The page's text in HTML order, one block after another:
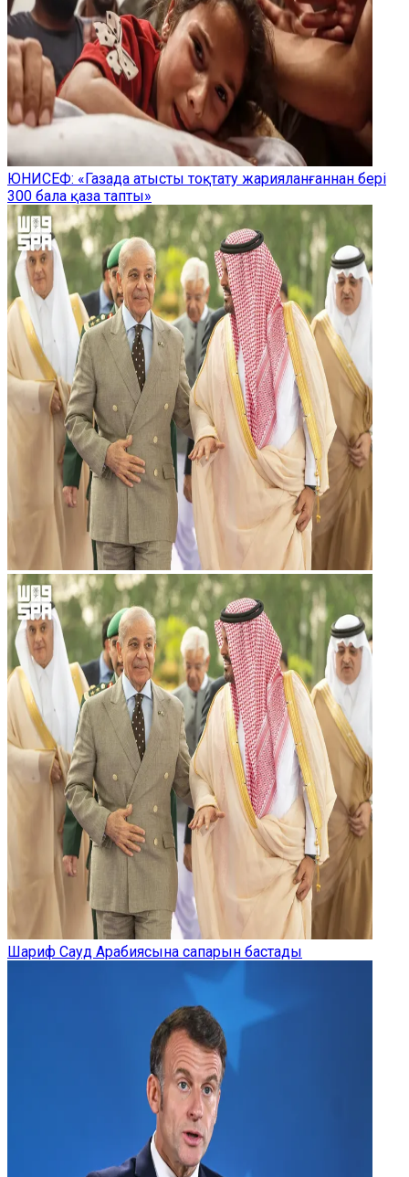
ЮНИСЕФ: «Газада атысты тоқтату жарияланғаннан бері
300 бала қаза тапты»
Шариф Сауд Арабиясына сапарын бастады